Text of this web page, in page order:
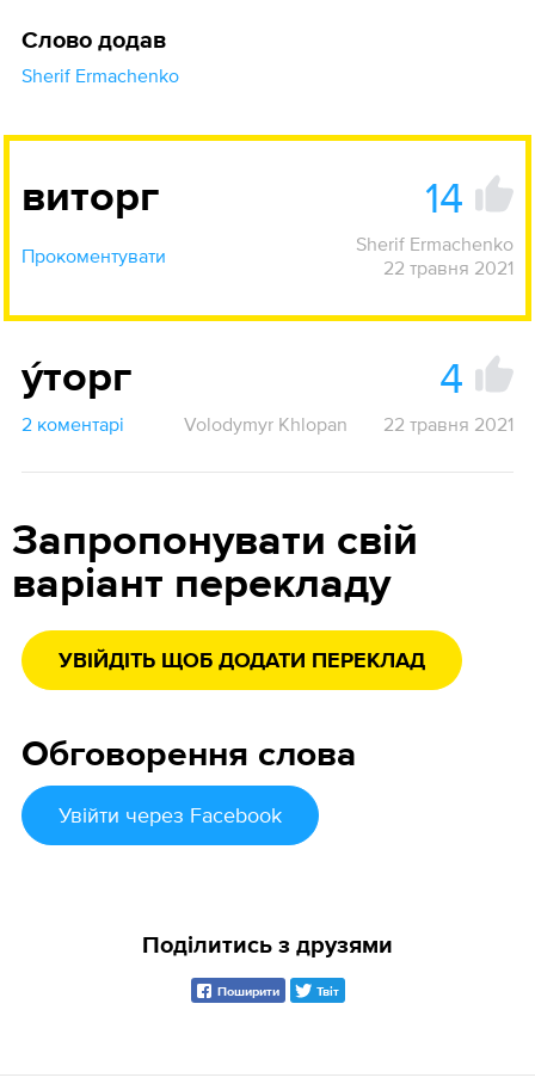
Слово додав
Sherif Ermachenko
виторг 14
Прокоментувати
Sherif Ermachenko
22 травня 2021
у́торг 4
2 коментарі Volodymyr Khlopan 22 травня 2021
Запропонувати свій
варіант перекладу
УВІЙДІТЬ ЩОБ ДОДАТИ ПЕРЕКЛАД
Обговорення слова
Увійти через Facebook
Поділитись з друзями
Поширити Твіт